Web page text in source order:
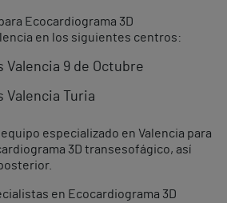
Ecocardiograma 3D
en los siguientes centros:
Valencia 9 de Octubre
Valencia Turia
especializado en Valencia para
3D transesofágico, así
en Ecocardiograma 3D